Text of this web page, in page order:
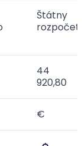
Štátny
rozpočet
44
920,80
€